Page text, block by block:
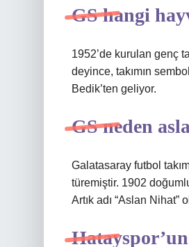
GS hangi
1952’de kurulan genç
deyince, takımın
Bedik’ten geliyor.
GS neden
Galatasaray futbol
türemiştir. 1902
Artık adı “Aslan Nihat”